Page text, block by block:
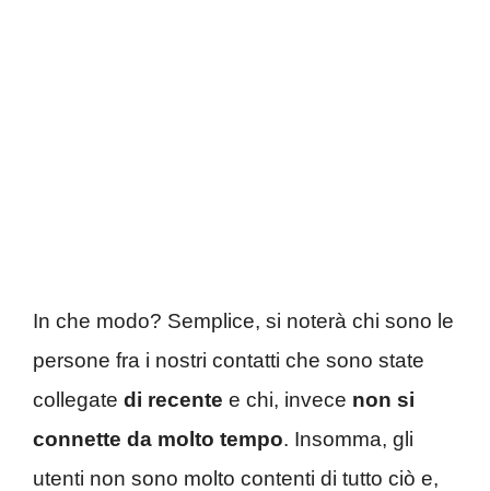
In che modo? Semplice, si noterà chi sono le
persone fra i nostri contatti che sono state
collegate di recente e chi, invece non si
connette da molto tempo. Insomma, gli
utenti non sono molto contenti di tutto ciò e,